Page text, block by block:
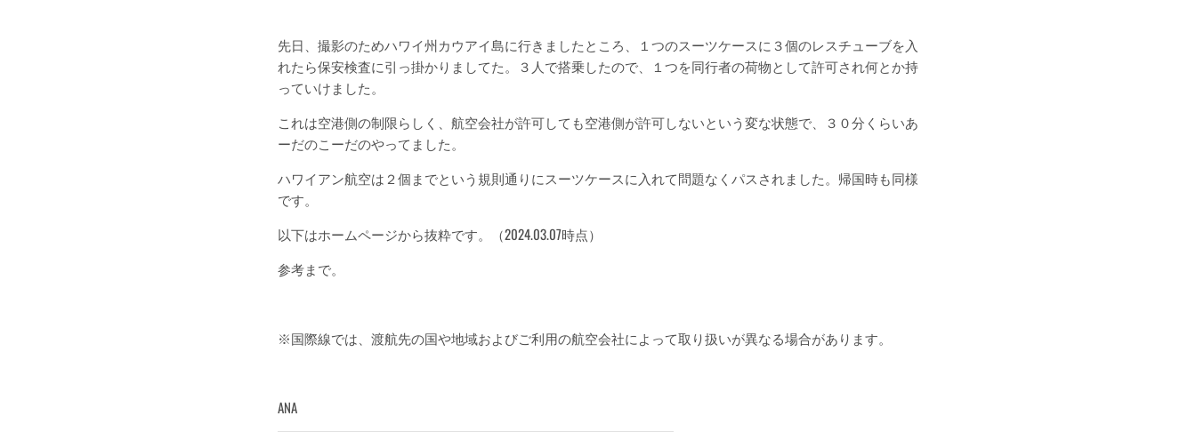
先日、撮影のためハワイ州カウアイ島に行きましたところ、１つのスーツケースに３個のレスチューブを入
れたら保安検査に引っ掛かりましてた。３人で搭乗したので、１つを同行者の荷物として許可され何とか持
っていけました。
これは空港側の制限らしく、航空会社が許可しても空港側が許可しないという変な状態で、３０分くらいあ
ーだのこーだのやってました。
ハワイアン航空は２個までという規則通りにスーツケースに入れて問題なくパスされました。帰国時も同様
です。
以下はホームページから抜粋です。（2024.03.07時点）
参考まで。
※国際線では、渡航先の国や地域およびご利用の航空会社によって取り扱いが異なる場合があります。
ANA